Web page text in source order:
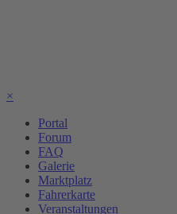
×
Portal
Forum
FAQ
Galerie
Marktplatz
Fahrerkarte
Veranstaltungen